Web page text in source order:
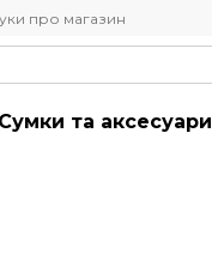
про магазин
Сумки та аксесуари